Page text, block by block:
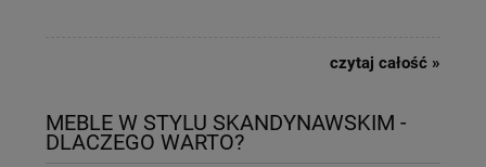
czytaj całość »
MEBLE W STYLU SKANDYNAWSKIM -
DLACZEGO WARTO?